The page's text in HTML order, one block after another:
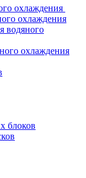
охлаждения
охлаждения
водяного
охлаждения
блоков